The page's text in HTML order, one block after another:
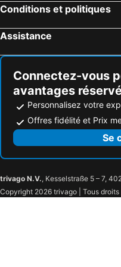
Colmar, Alsace Hôtels
Conditions et politiques
Assistance
Connectez-vous
avantages
Personnalisez votre
Offres fidélité et Prix
Se
trivago N.V., Kesselstraße 5 – 7,
Copyright 2026 trivago | Tous droits